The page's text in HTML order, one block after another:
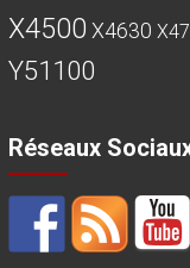
X4500 X4630
Y51100
Réseaux